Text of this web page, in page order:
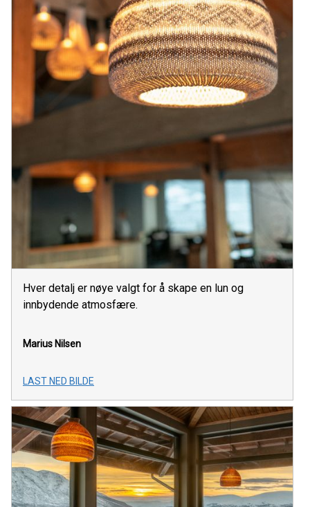
Hver detalj er nøye valgt for å skape en lun og
innbydende atmosfære.
Marius Nilsen
LAST NED BILDE